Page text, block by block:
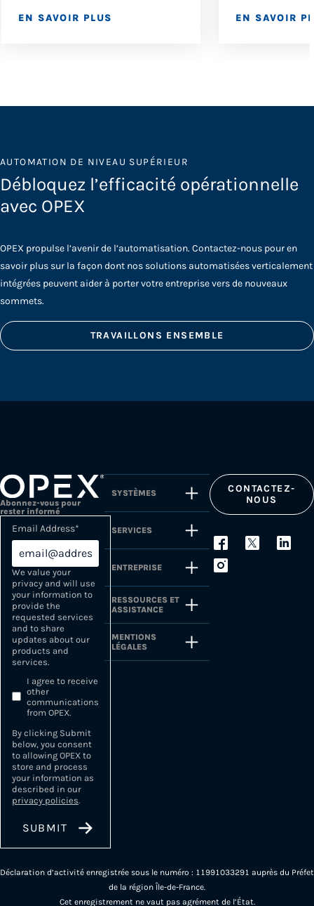
EN SAVOIR PLUS EN SAVOIR
AUTOMATION DE NIVEAU SUPÉRIEUR
Débloquez l’efficacité opérationnelle
avec OPEX
OPEX propulse l’avenir de l’automatisation. Contactez-nous pour en
savoir plus sur la façon dont nos solutions automatisées verticalement
intégrées peuvent aider à porter votre entreprise vers de nouveaux
sommets.
TRAVAILLONS ENSEMBLE
Abonnez-vous pour
rester informé
Email Address*
We value your
privacy and will use
your information to
provide the
requested services
and to share
updates about our
products and
services.
I agree to receive
other
communications
from OPEX.
By clicking Submit
below, you consent
to allowing OPEX to
store and process
your information as
described in our
privacy policies.
SYSTÈMES
SERVICES
ENTREPRISE
RESSOURCES ET
ASSISTANCE
MENTIONS
LÉGALES
CONTACTEZ-
NOUS
Déclaration d’activité enregistrée sous le numéro : 11991033291 auprès du Préfet
de la région Île-de-France.
Cet enregistrement ne vaut pas agrément de l’État.